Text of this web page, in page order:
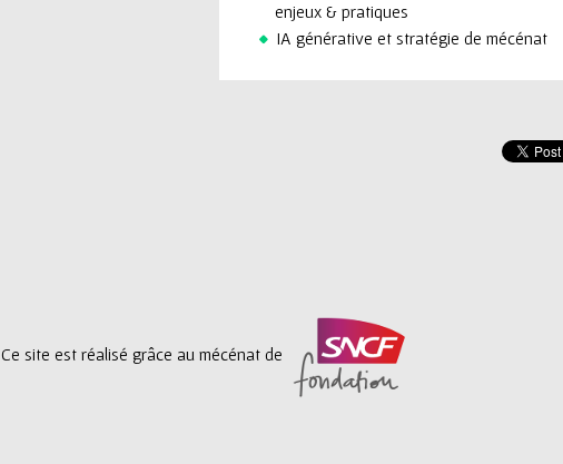
enjeux & pratiques
IA générative et stratégie de mécénat
Ce site est réalisé grâce au mécénat de